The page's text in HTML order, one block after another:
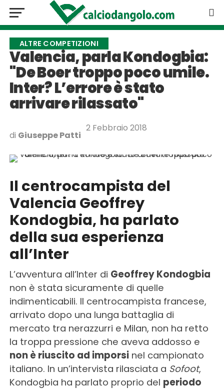
ALTRE COMPETIZIONI
Valencia, parla Kondogbia:
"De Boer troppo poco umile.
Inter? L’errore è stato
arrivare rilassato"
di Giuseppe Patti
2 Febbraio 2018
Il centrocampista del
Valencia Geoffrey
Kondogbia, ha parlato
della sua esperienza
all’Inter
L’avventura all’Inter di Geoffrey Kondogbia
non è stata sicuramente di quelle
indimenticabili. Il centrocampista francese,
arrivato dopo una lunga battaglia di
mercato tra nerazzurri e Milan, non ha retto
la troppa pressione che aveva addosso e
non è riuscito ad imporsinel campionato
italiano. In un’intervista rilasciata a Sofoot,
Kondogbia ha parlato proprio del periodo